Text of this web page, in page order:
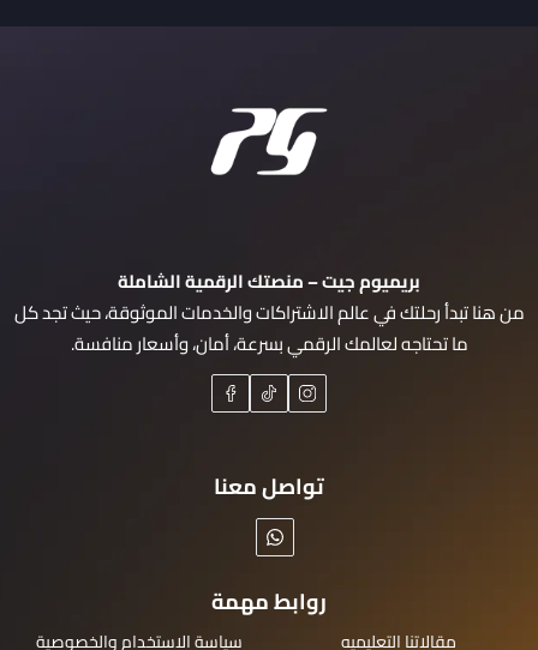
بريميوم جيت – منصتك الرقمية الشاملة
من هنا تبدأ رحلتك في عالم الاشتراكات والخدمات الموثوقة، حيث تجد كل
ما تحتاجه لعالمك الرقمي بسرعة، أمان، وأسعار منافسة.
تواصل معنا
روابط مهمة
مقالاتنا التعليميه سياسة الاستخدام والخصوصية